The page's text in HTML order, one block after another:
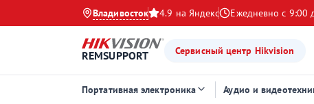
Владивосток 4.9 на Яндекс Ежедневно с 9:00
REMSUPPORT Сервисный центр Hikvision
Портативная электроника Аудио и